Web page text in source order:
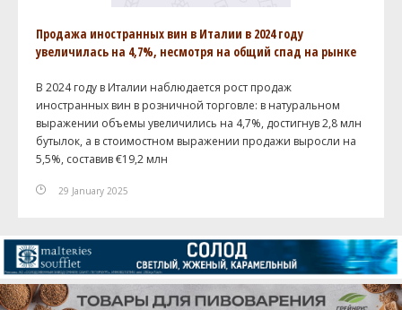
Продажа иностранных вин в Италии в 2024 году
увеличилась на 4,7%, несмотря на общий спад на рынке
В 2024 году в Италии наблюдается рост продаж
иностранных вин в розничной торговле: в натуральном
выражении объемы увеличились на 4,7%, достигнув 2,8 млн
бутылок, а в стоимостном выражении продажи выросли на
5,5%, составив €19,2 млн
29 January 2025